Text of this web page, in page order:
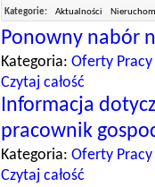
Kategorie: Aktualności
Ponowny nabór
Kategoria: Oferty Pracy
Czytaj całość
Informacja
pracownik
Kategoria: Oferty Pracy
Czytaj całość